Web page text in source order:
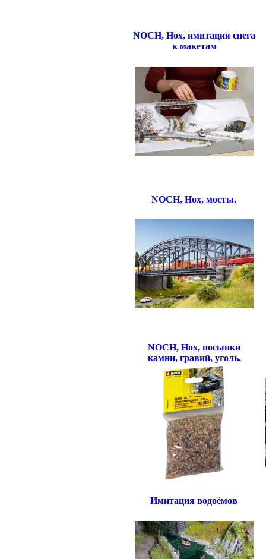
NOCH, Нох, имитация снега
к макетам
NOCH, Нох, мосты.
NOCH, Нох, посыпки
камни, гравий, уголь.
Имитация водоёмов